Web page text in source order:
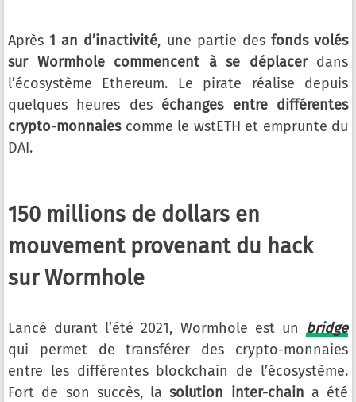
Après1 an d’inactivité, une partie des fonds volés
sur Wormhole commencent à se déplacerdans
l’écosystème Ethereum. Le pirate réalise depuis
quelques heures des échanges entre différentes
crypto-monnaiescomme le wstETH et emprunte du
DAI.
150 millions de dollars en
mouvement provenant du hack
sur Wormhole
Lancé durant l’été 2021, Wormhole est un bridge
qui permet de transférer des crypto-monnaies
entre les différentes blockchain de l’écosystème.
Fort de son succès, lasolution inter-chain a été